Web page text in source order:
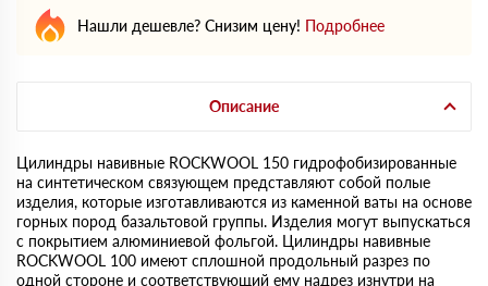
Нашли дешевле? Снизим цену! Подробнее
Описание
Цилиндры навивные ROCKWOOL 150 гидрофобизированные
на синтетическом связующем представляют собой полые
изделия, которые изготавливаются из каменной ваты на основе
горных пород базальтовой группы. Изделия могут выпускаться
с покрытием алюминиевой фольгой. Цилиндры навивные
ROCKWOOL 100 имеют сплошной продольный разрез по
одной стороне и соответствующий ему надрез изнутри на